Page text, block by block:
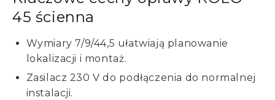
45 ścienna
Wymiary 7/9/44,5 ułatwiają planowanie
lokalizacji i montaż.
Zasilacz 230 V do podłączenia do normalnej
instalacji.